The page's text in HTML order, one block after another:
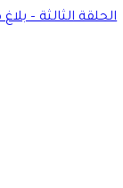
الحلقة الثالثة –